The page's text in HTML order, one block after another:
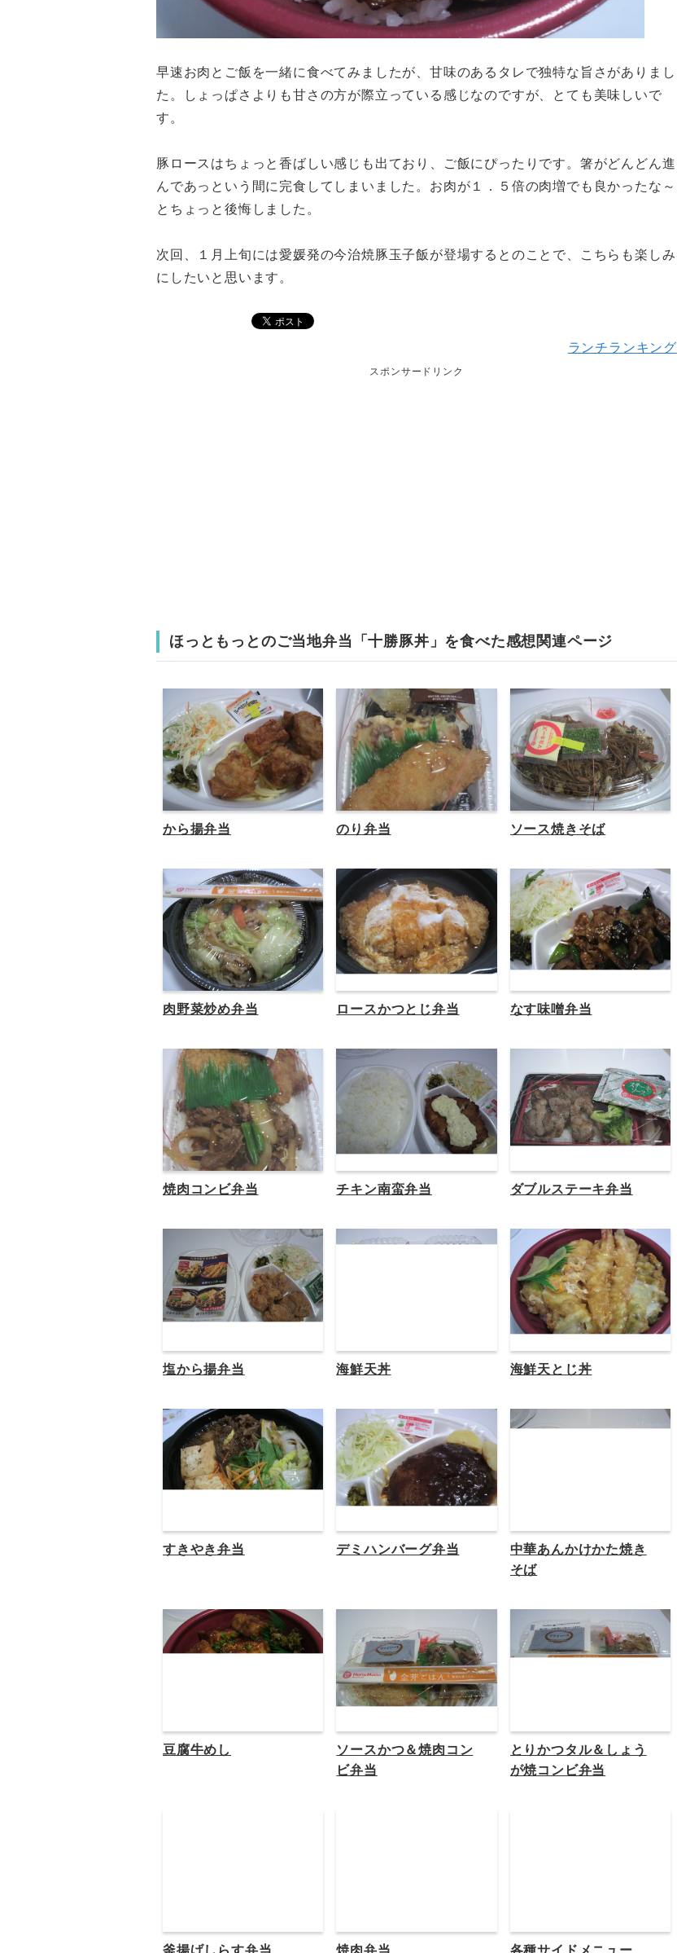
早速お肉とご飯を一緒に食べてみましたが、甘味のあるタレで独特な旨さがありまし
た。しょっぱさよりも甘さの方が際立っている感じなのですが、とても美味しいで
す。
豚ロースはちょっと香ばしい感じも出ており、ご飯にぴったりです。箸がどんどん進
んであっという間に完食してしまいました。お肉が１．５倍の肉増でも良かったな～
とちょっと後悔しました。
次回、１月上旬には愛媛発の今治焼豚玉子飯が登場するとのことで、こちらも楽しみ
にしたいと思います。
ランチランキング
スポンサードリンク
ほっともっとのご当地弁当「十勝豚丼」を食べた感想関連ページ
から揚弁当 のり弁当 ソース焼きそば
肉野菜炒め弁当 ロースかつとじ弁当 なす味噌弁当
焼肉コンビ弁当 チキン南蛮弁当 ダブルステーキ弁当
塩から揚弁当 海鮮天丼 海鮮天とじ丼
すきやき弁当 デミハンバーグ弁当
中華あんかけかた焼き
そば
豆腐牛めし
ソースかつ＆焼肉コン
ビ弁当
とりかつタル＆しょう
が焼コンビ弁当
釜揚げしらす弁当 焼肉弁当 各種サイドメニュー